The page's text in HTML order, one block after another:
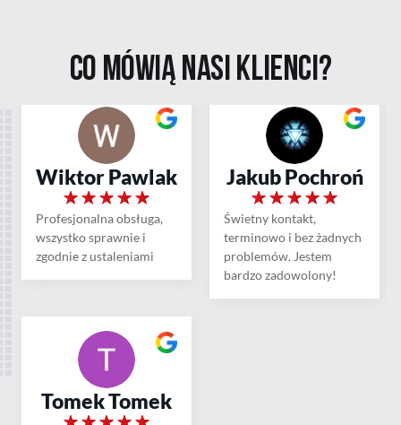
Co mówią nasiklienci?
Wiktor Pawlak
Profesjonalna obsługa,
wszystko sprawnie i
zgodnie z ustaleniami
Jakub Pochroń
Świetny kontakt,
terminowo i bez żadnych
problemów. Jestem
bardzo zadowolony!
Tomek Tomek